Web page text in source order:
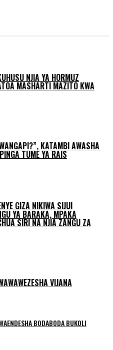
NJIA YA HORMUZ
MASHARTI MAZITO KWA
KATAMBI AWASHA
TUME YA RAIS
GIZA NIKIWA SIJUI
YA BARAKA, MPAKA
SIRI NA NJIA ZANGU ZA
VIJANA
BODABODA BUKOLI